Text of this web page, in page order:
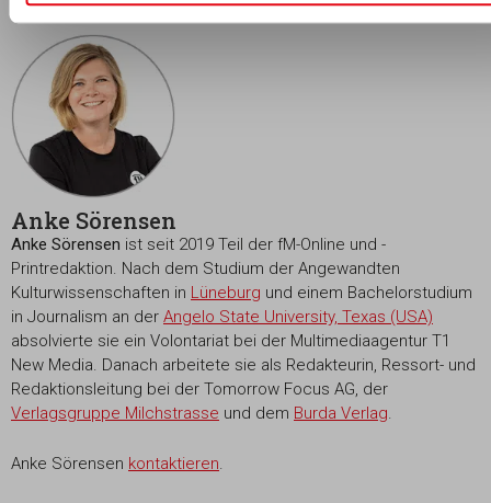
Anke Sörensen
Anke Sörensen ist seit 2019 Teil der fM-Online und -
Printredaktion. Nach dem Studium der Angewandten
Kulturwissenschaften in Lüneburg und einem Bachelorstudium
in Journalism an der Angelo State University, Texas (USA)
absolvierte sie ein Volontariat bei der Multimediaagentur T1
New Media. Danach arbeitete sie als Redakteurin, Ressort- und
Redaktionsleitung bei der Tomorrow Focus AG, der
Verlagsgruppe Milchstrasse und dem Burda Verlag.
Anke Sörensen kontaktieren.